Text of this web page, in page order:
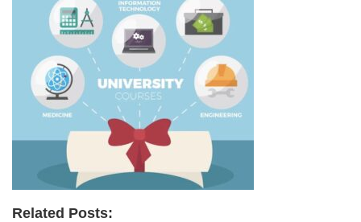
Related Posts: